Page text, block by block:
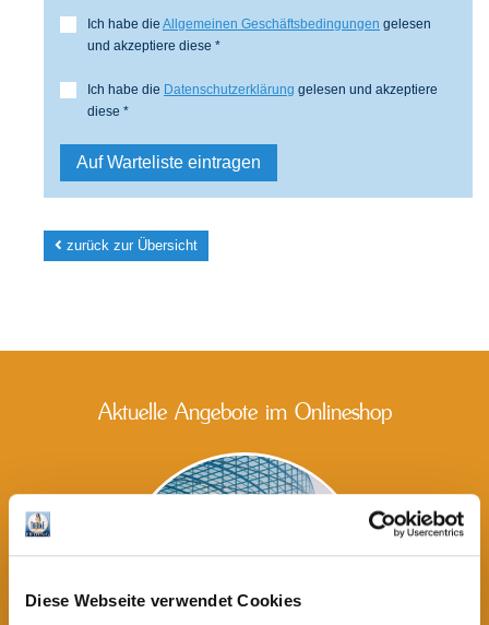
Diese Webseite verwendet Cookies
Ich habe die Allgemeinen Geschäftsbedingungen gelesen
und akzeptiere diese *
Ich habe die Datenschutzerklärung gelesen und akzeptiere
diese *
zurück zur Übersicht
Aktuelle Angebote im Onlineshop